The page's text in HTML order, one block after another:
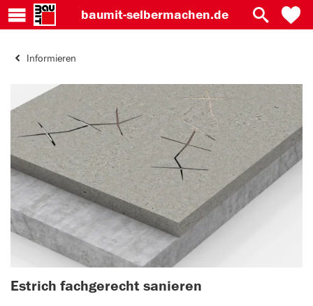
baumit-selbermachen.de
Informieren
Estrich fachgerecht sanieren